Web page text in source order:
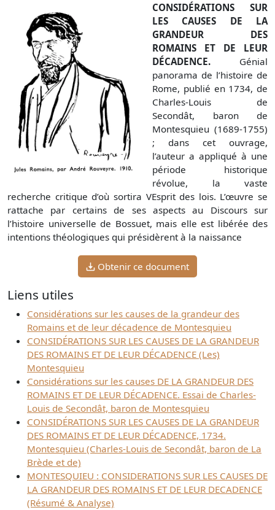
CONSIDÉRATIONS SUR
LES CAUSES DE LA
GRANDEUR DES
ROMAINS ET DE LEUR
DÉCADENCE. Génial
panorama de l’histoire de
Rome, publié en 1734, de
Charles-Louis de
Secondât, baron de
Montesquieu (1689-1755)
; dans cet ouvrage,
l’auteur a appliqué à une
période historique
révolue, la vaste
recherche critique d’où sortira VEsprit des lois. L’œuvre se
rattache par certains de ses aspects au Discours sur
l’histoire universelle de Bossuet, mais elle est libérée des
intentions théologiques qui présidèrent à la naissance
Obtenir ce document
Liens utiles
Considérations sur les causes de la grandeur des
Romains et de leur décadence de Montesquieu
CONSIDÉRATIONS SUR LES CAUSES DE LA GRANDEUR
DES ROMAINS ET DE LEUR DÉCADENCE (Les)
Montesquieu
Considérations sur les causes DE LA GRANDEUR DES
ROMAINS ET DE LEUR DÉCADENCE. Essai de Charles-
Louis de Secondât, baron de Montesquieu
CONSIDÉRATIONS SUR LES CAUSES DE LA GRANDEUR
DES ROMAINS ET DE LEUR DÉCADENCE, 1734.
Montesquieu (Charles-Louis de Secondât, baron de La
Brède et de)
MONTESQUIEU : CONSIDERATIONS SUR LES CAUSES DE
LA GRANDEUR DES ROMAINS ET DE LEUR DECADENCE
(Résumé & Analyse)